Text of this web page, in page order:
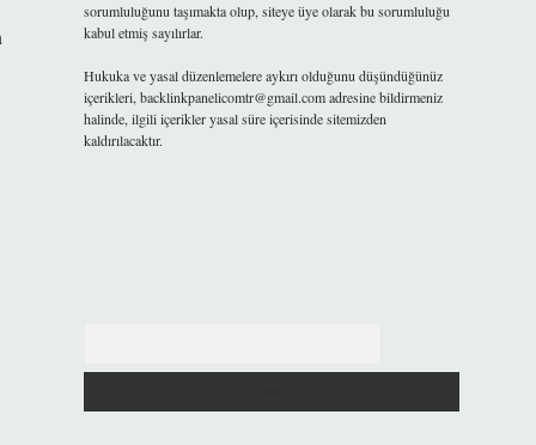
sorumluluğunu taşımakta olup, siteye üye olarak bu sorumluluğu
kabul etmiş sayılırlar.
Hukuka ve yasal düzenlemelere aykırı olduğunu düşündüğünüz
içerikleri, backlinkpanelicomtr@gmail.comadresine bildirmeniz
halinde, ilgili içerikler yasal süre içerisinde sitemizden
kaldırılacaktır.